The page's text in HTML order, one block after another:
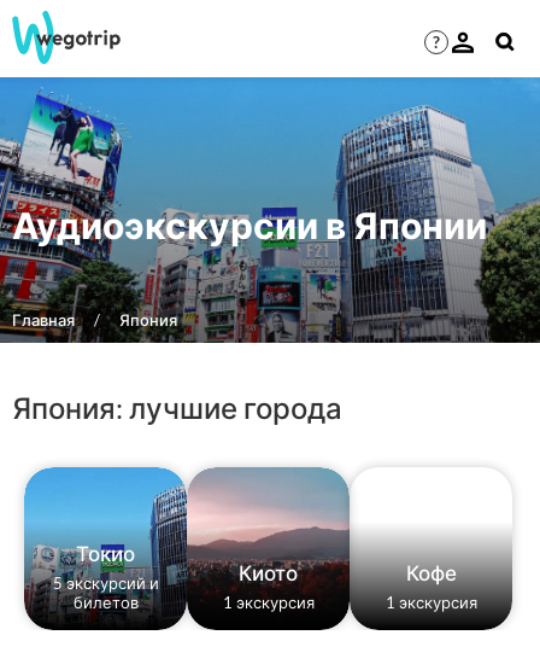
?
Главная Япония
Аудиоэкскурсии в Японии
Япония: лучшие города
Токио
5 экскурсий и
билетов
Киото
1 экскурсия
Кофе
1 экскурсия